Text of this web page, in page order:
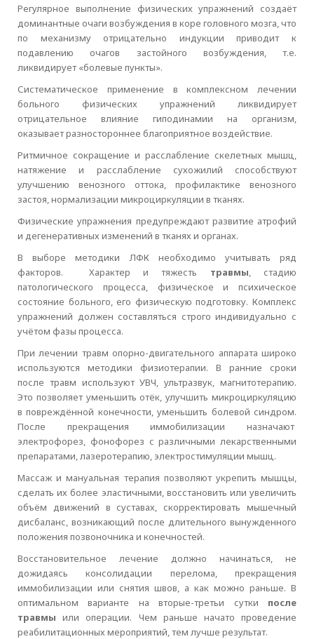
Регулярное выполнение физических упражнений создаёт
доминантные очаги возбуждения в коре головного мозга, что
по механизму отрицательно индукции приводит к
подавлению очагов застойного возбуждения, т.е.
ликвидирует «болевые пункты».
Систематическое применение в комплексном лечении
больного физических упражнений ликвидирует
отрицательное влияние гиподинамии на организм,
оказывает разностороннее благоприятное воздействие.
Ритмичное сокращение и расслабление скелетных мышц,
натяжение и расслабление сухожилий способствуют
улучшению венозного оттока, профилактике венозного
застоя, нормализации микроциркуляции в тканях.
Физические упражнения предупреждают развитие атрофий
и дегенеративных изменений в тканях и органах.
В выборе методики ЛФК необходимо учитывать ряд
факторов. Характер и тяжесть травмы, стадию
патологического процесса, физическое и психическое
состояние больного, его физическую подготовку. Комплекс
упражнений должен составляться строго индивидуально с
учётом фазы процесса.
При лечении травм опорно-двигательного аппарата широко
используются методики физиотерапии. В ранние сроки
после травм используют УВЧ, ультразвук, магнитотерапию.
Это позволяет уменьшить отёк, улучшить микроциркуляцию
в повреждённой конечности, уменьшить болевой синдром.
После прекращения иммобилизации назначают
электрофорез, фонофорез с различными лекарственными
препаратами, лазеротерапию, электростимуляции мышц.
Массаж и мануальная терапия позволяют укрепить мышцы,
сделать их более эластичными, восстановить или увеличить
объём движений в суставах, скорректировать мышечный
дисбаланс, возникающий после длительного вынужденного
положения позвоночника и конечностей.
Восстановительное лечение должно начинаться, не
дожидаясь консолидации перелома, прекращения
иммобилизации или снятия швов, а как можно раньше. В
оптимальном варианте на вторые-третьи сутки после
травмы или операции. Чем раньше начато проведение
реабилитационных мероприятий, тем лучше результат.